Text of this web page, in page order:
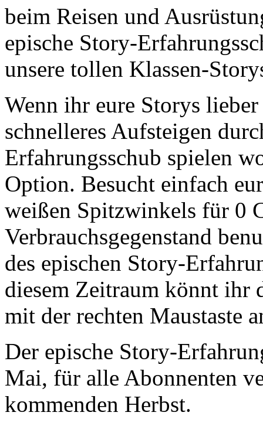
beim Reisen und
epische Story-
unsere tollen Klassen-
Wenn ihr eure Storys
schnelleres Aufsteigen
Erfahrungsschub spielen
Option. Besucht einfach
weißen Spitzwinkels für 0
Verbrauchsgegenstand
des epischen Story-
diesem Zeitraum könnt ihr
mit der rechten Maustaste
Der epische Story-
Mai, für alle Abonnenten
kommenden Herbst.